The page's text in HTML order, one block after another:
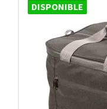
DISPONIBLE